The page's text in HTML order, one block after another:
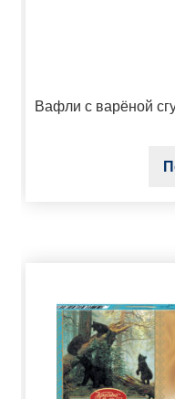
Вафли с варёной